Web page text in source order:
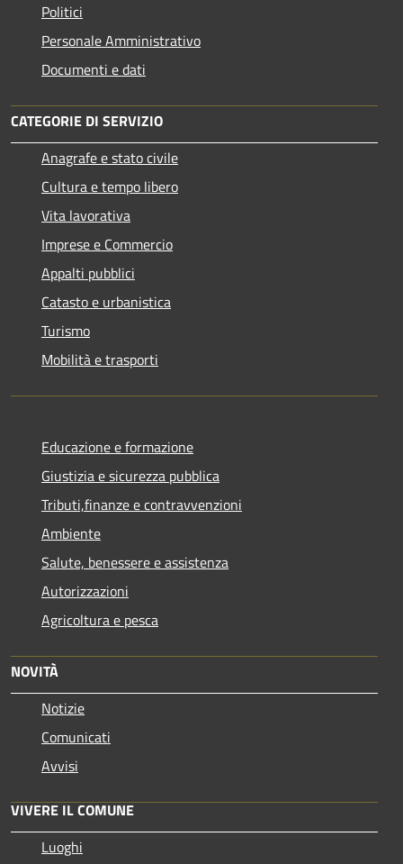
Politici
Personale Amministrativo
Documenti e dati
CATEGORIE DI SERVIZIO
Anagrafe e stato civile
Cultura e tempo libero
Vita lavorativa
Imprese e Commercio
Appalti pubblici
Catasto e urbanistica
Turismo
Mobilità e trasporti
Educazione e formazione
Giustizia e sicurezza pubblica
Tributi,finanze e contravvenzioni
Ambiente
Salute, benessere e assistenza
Autorizzazioni
Agricoltura e pesca
NOVITÀ
Notizie
Comunicati
Avvisi
VIVERE IL COMUNE
Luoghi